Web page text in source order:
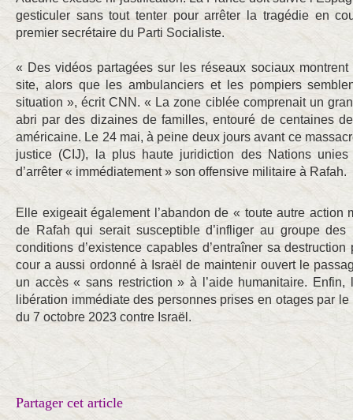
gesticuler sans tout tenter pour arrêter la tragédie en
premier secrétaire du Parti Socialiste.
« Des vidéos partagées sur les réseaux sociaux
site, alors que les ambulanciers et les pompiers
situation », écrit CNN. « La zone ciblée comprenait un
abri par des dizaines de familles, entouré de centaines
américaine. Le 24 mai, à peine deux jours avant ce
justice (CIJ), la plus haute juridiction des Nations
d’arrêter « immédiatement » son offensive militaire à Rafah.
Elle exigeait également l’abandon de « toute autre action
de Rafah qui serait susceptible d’infliger au groupe
conditions d’existence capables d’entraîner sa
cour a aussi ordonné à Israël de maintenir ouvert le
un accès « sans restriction » à l’aide humanitaire.
libération immédiate des personnes prises en otages par
du 7 octobre 2023 contre Israël.
Partager cet article